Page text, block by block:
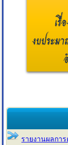
รายงานผลกา